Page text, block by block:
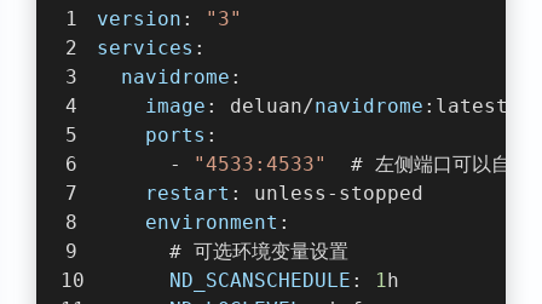
version :
"3"
services :
navidrome :
image : deluan/navidrome :latest
ports :
      -
"4533:4533"
# 左侧端口可以自行
restart : unless-stopped
environment :
      # 可选环境变量设置
ND_SCANSCHEDULE : 1 h